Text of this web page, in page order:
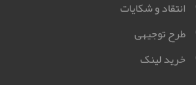
انتقاد و شکایات
طرح توجیهی
خرید لینک